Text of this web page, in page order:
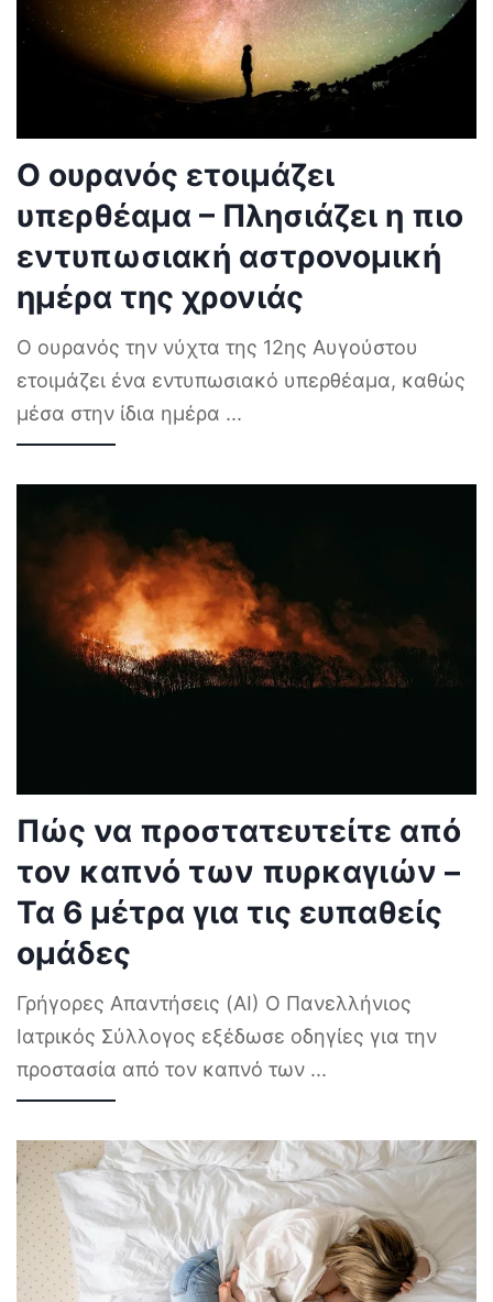
Ο ουρανός ετοιμάζει
υπερθέαμα – Πλησιάζει η πιο
εντυπωσιακή αστρονομική
ημέρα της χρονιάς
Ο ουρανός την νύχτα της 12ης Αυγούστου
ετοιμάζει ένα εντυπωσιακό υπερθέαμα, καθώς
μέσα στην ίδια ημέρα ...
Πώς να προστατευτείτε από
τον καπνό των πυρκαγιών –
Τα 6 μέτρα για τις ευπαθείς
ομάδες
Γρήγορες Απαντήσεις (AI) Ο Πανελλήνιος
Ιατρικός Σύλλογος εξέδωσε οδηγίες για την
προστασία από τον καπνό των ...